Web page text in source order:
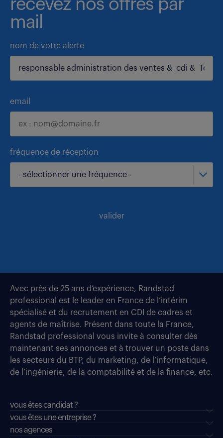
recevez nos offres par
mail
nom de votre alerte
email
fréquence de réception
- sélectionner une fréquence -
valider
Avec près de 25 ans d’expérience, Randstad
professional est le leader en France de l’intérim
spécialisé et du recrutement en CDI de cadres et
agents de maîtrise. Présent dans toute la France,
Randstad professional vous invite à consulter dès
maintenant ses annonces et à trouver un poste dans
les secteurs du BTP, du marketing, de l’informatique,
de l’ingénierie, de la comptabilité et de la finance, etc.
vous êtes candidat ?
vous êtes une entreprise ?
nos agences